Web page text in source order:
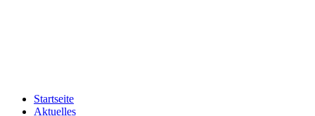
Startseite
Aktuelles